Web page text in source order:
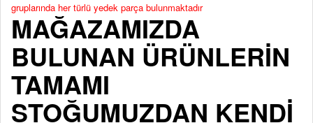
gruplarında her türlü yedek parça bulunmaktadır
MAĞAZAMIZDA
BULUNAN ÜRÜNLERİN
TAMAMI
STOĞUMUZDAN KENDİ